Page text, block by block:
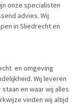
onze specialisten
advies. Wij
in Sliedrecht en
en omgeving
Wij leveren
en waar wij alles
vinden wij altijd